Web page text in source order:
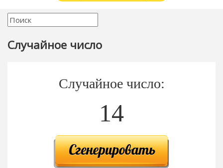
Случайное число
Случайное число:
14